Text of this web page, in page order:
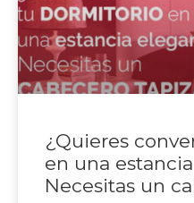
¿Quieres
en una
Necesitas un